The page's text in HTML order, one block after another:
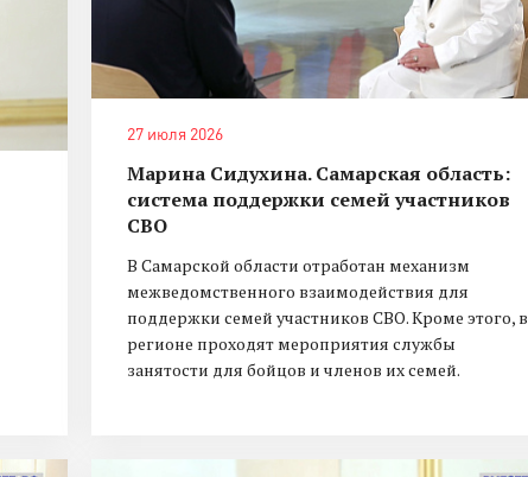
27 июля 2026
Марина Сидухина. Самарская область:
система поддержки семей участников
СВО
В Самарской области отработан механизм
межведомственного взаимодействия для
поддержки семей участников СВО. Кроме этого, в
регионе проходят мероприятия службы
занятости для бойцов и членов их семей.